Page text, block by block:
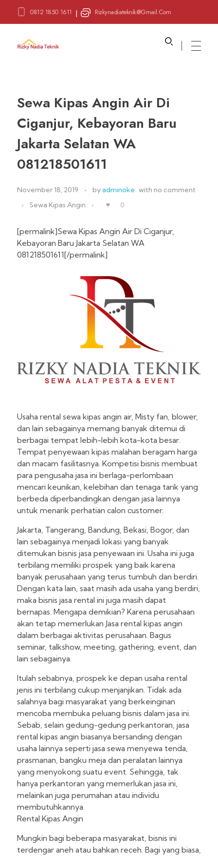
0812 1850 1611 | Rizkynadiateknik@gmail.com
Sewa Kipas Angin Air Di
Ciganjur, Kebayoran Baru
Jakarta Selatan WA
081218501611
November 18, 2019 byadminoke with no comment
Sewa Kipas Angin
0
[permalink]Sewa Kipas Angin Air Di Ciganjur,
Kebayoran Baru Jakarta Selatan WA
081218501611[/permalink]
Usaha rental sewa kipas angin air, Misty fan, blower,
dan lain sebagainya memang banyak ditemui di
berbagai tempat lebih-lebih kota-kota besar.
Tempat penyewaan kipas malahan beragam harga
dan macam fasilitasnya. Kompetisi bisnis membuat
para pengusaha jasa ini berlaga-perlombaan
mencari keunikan, kelebihan dan tenaga tarik yang
berbeda diperbandingkan dengan jasa lainnya
untuk menarik perhatian calon customer.
Jakarta, Tangerang, Bandung, Bekasi, Bogor, dan
lain sebagainya menjadi lokasi yang banyak
ditemukan bisnis jasa penyewaan ini. Usaha ini juga
terbilang memiliki prospek yang baik karena
banyak perusahaan yang terus tumbuh dan berdiri.
Dengan kata lain, saat masih ada usaha yang berdiri,
maka bisnis jasa rental ini juga masih dapat
bernapas. Mengapa demikian? Karena perusahaan
akan tetap memerlukan Jasa rental kipas angin
dalam berbagai aktivitas perusahaan. Bagus
seminar, talkshow, meeting, gathering, event, dan
lain sebagainya.
Itulah sebabnya, prospek ke depan usaha rental
jenis ini terbilang cukup menjanjikan. Tidak ada
salahnya bagi masyarakat yang berkeinginan
mencoba membuka peluang bisnis dalam jasa ini.
Sebab, selain gedung-gedung perkantoran, jasa
rental kipas angin biasanya bersanding dengan
usaha lainnya seperti jasa sewa menyewa tenda,
prasmanan, bangku meja dan peralatan lainnya
yang menyokong suatu event. Sehingga, tak
hanya perkantoran yang memerlukan jasa ini,
melainkan juga perumahan atau individu
membutuhkannya.
Rental Kipas Angin
Mungkin bagi beberapa masyarakat, bisnis ini
terdengar aneh atau bahkan receh. Bagi yang biasa,